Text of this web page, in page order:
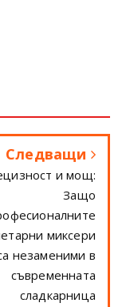
Следващи
и мощ:
Защо
миксери
незаменими в
съвременната
сладкарница